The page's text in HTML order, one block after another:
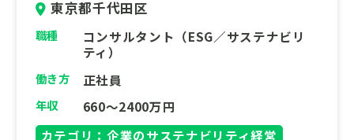
東京都千代田区
職種
コンサルタント（ESG／サステナビリ
ティ）
働き方 正社員
年収
660～2400万円
カテゴリ：企業のサステナビリティ経営